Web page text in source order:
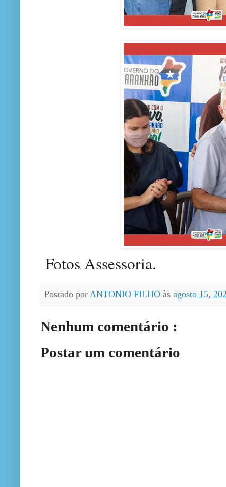
Fotos Assessoria.
Postado por ANTONIO FILHO às agosto 15,
Nenhum comentário :
Postar um comentário